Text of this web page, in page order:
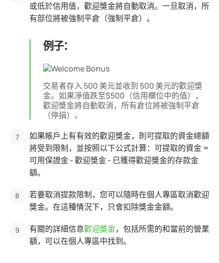
或低於信用值，歡迎獎金將自動取消。一旦取消，所
有部位將被強制平倉（強制平倉）。
例子：
交易者存入 500 美元並收到 500 美元的歡迎獎
金。如果淨值跌至$500（信用欄位中的值），
歡迎獎金將自動取消，所有倉位將被強制平倉
（停損）。
如果帳戶上有有效的歡迎獎金，則可提取的資金總額
將受到限制，並按照以下公式計算：可提取的資金 =
可用保證金 - 歡迎獎金 - 已獲得歡迎獎金的存款金
額。
若要取消提款限制，您可以隨時在個人專區取消歡迎
獎金。在這種情況下，只會扣除獎金金額。
有關的詳細信息歡迎獎金，包括所需的和當前的營業
額，可以在個人專區中找到。